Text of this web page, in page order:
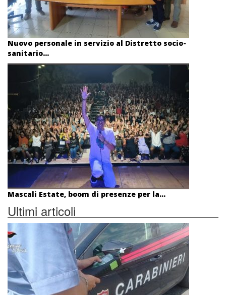
Nuovo personale in servizio al Distretto socio-
sanitario...
Mascali Estate, boom di presenze per la...
Ultimi articoli